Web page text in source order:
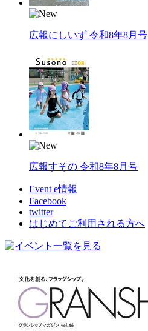
広報にしいず 令和8年8月号
広報すその 令和8年8月号
Event e情報
Facebook
twitter
はじめてご利用される方へ